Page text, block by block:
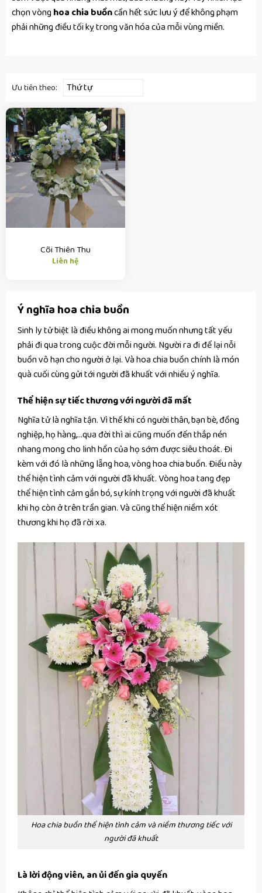
chọn vònghoa chia buồncần hết sức lưu ý để không phạm
phải những điều tối kỵ trong văn hóa của mỗi vùng miền.
Ưu tiên theo: Thứ tự
Cõi Thiên Thu
Liên hệ
Ý nghĩa hoa chia buồn
Sinh ly tử biệt là điều không ai mong muốn nhưng tất yếu
phải đi qua trong cuộc đời mỗi người. Người ra đi để lại nỗi
buồn vô hạn cho người ở lại. Và hoa chia buồn chính là món
quà cuối cùng gửi tới người đã khuất với nhiều ý nghĩa.
Thể hiện sự tiếc thương với người đã mất
Nghĩa tử là nghĩa tận. Vì thế khi có người thân, bạn bè, đồng
nghiệp, họ hàng,…qua đời thì ai cũng muốn đến thắp nén
nhang mong cho linh hồn của họ sớm được siêu thoát. Đi
kèm với đó là những lẵng hoa, vòng hoa chia buồn. Điều này
thể hiện tình cảm với người đã khuất. Vòng hoa tang đẹp
thể hiện tình cảm gắn bó, sự kính trọng với người đã khuất
khi họ còn ở trên trần gian. Và cũng thể hiện niềm xót
thương khi họ đã rời xa.
Hoa chia buồn thể hiện tình cảm và niềm thương tiếc với
người đã khuất
Là lời động viên, an ủi đến gia quyến